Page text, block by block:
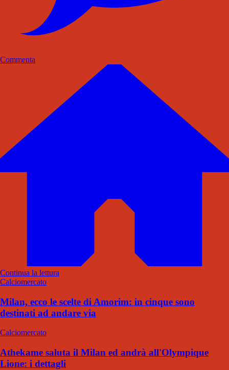
Commenta
Continua la lettura
Calciomercato
Milan, ecco le scelte di Amorim: in cinque sono
destinati ad andare via
Calciomercato
Athekame saluta il Milan ed andrà all'Olympique
Lione: i dettagli